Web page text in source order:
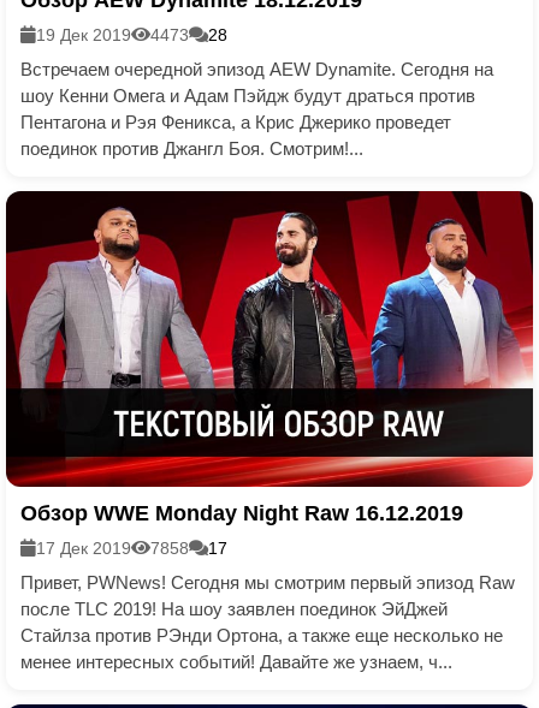
19 Дек 2019 4473 28
Встречаем очередной эпизод AEW Dynamite. Сегодня на
шоу Кенни Омега и Адам Пэйдж будут драться против
Пентагона и Рэя Феникса, а Крис Джерико проведет
поединок против Джангл Боя. Смотрим!...
Обзор WWE Monday Night Raw 16.12.2019
17 Дек 2019 7858 17
Привет, PWNews! Сегодня мы смотрим первый эпизод Raw
после TLC 2019! На шоу заявлен поединок ЭйДжей
Стайлза против РЭнди Ортона, а также еще несколько не
менее интересных событий! Давайте же узнаем, ч...